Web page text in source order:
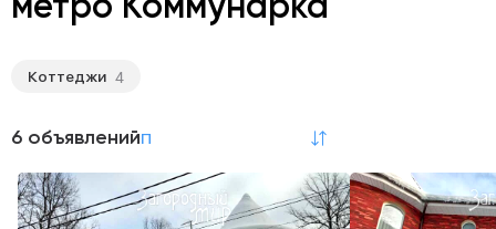
метро Коммунарка
Коттеджи 4
6 объявлений